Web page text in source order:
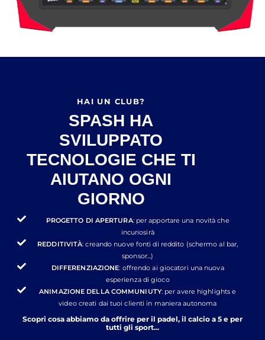
HAI UN CLUB?
SPASH HA
SVILUPPATO
TECNOLOGIE CHE TI
AIUTANO OGNI
GIORNO
PROGETTO DI APERTURA: per apportare una novità che
incuriosirà
REDDITIVITÀ: creando nuove fonti di reddito (schermo al bar,
sponsor...)
DIFFERENZIAZIONE: offrendo ai giocatori una nuova
esperienza di gioco
ANIMAZIONE DELLA COMMUNIUTY: per avere highlights e
video creati dai tuoi clienti in maniera autonoma
Scopri cosa abbiamo da offrire per il padel, il calcio a 5 e per
tutti gli sport...